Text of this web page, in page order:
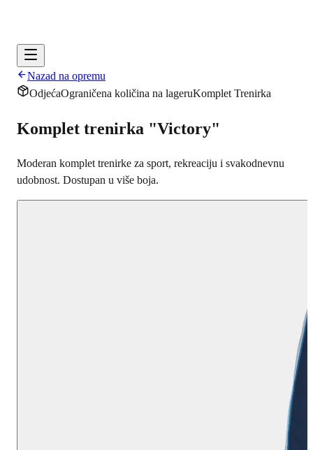
Nazad na opremu
OdjećaOgraničena količina na lageruKomplet Trenirka
Komplet trenirka "Victory"
Moderan komplet trenirke za sport, rekreaciju i svakodnevnu
udobnost. Dostupan u više boja.